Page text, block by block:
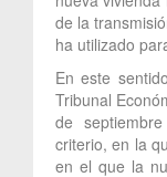
de la
ha utilizado
En este
Tribunal
de
criterio, en la
en el que la